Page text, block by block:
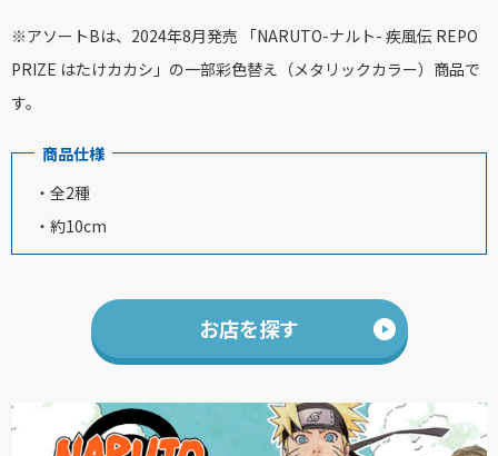
※アソートBは、2024年8月発売 「NARUTO-ナルト- 疾風伝 REPO
PRIZE はたけカカシ」の一部彩色替え（メタリックカラー）商品で
す。
商品仕様
・全2種
・約10cm
お店を探す